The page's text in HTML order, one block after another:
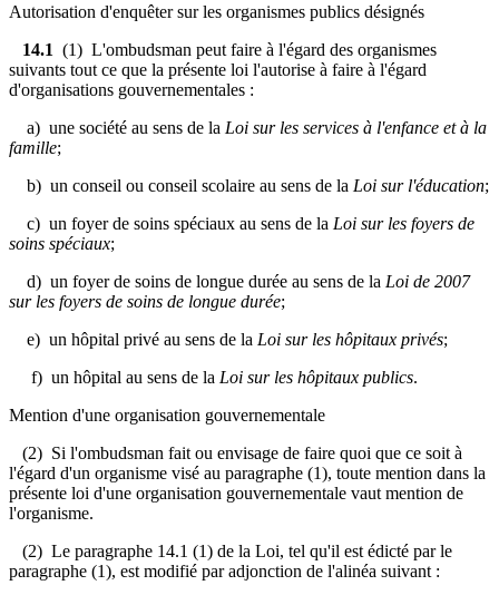
Autorisation d'enquêter sur les organismes publics désignés
14.1 (1) L'ombudsman peut faire à l'égard des organismes
suivants tout ce que la présente loi l'autorise à faire à l'égard
d'organisations gouvernementales :
a) une société au sens de la Loi sur les services à l'enfance et à la
famille;
b) un conseil ou conseil scolaire au sens de la Loi sur l'éducation;
c) un foyer de soins spéciaux au sens de la Loi sur les foyers de
soins spéciaux;
d) un foyer de soins de longue durée au sens de la Loi de 2007
sur les foyers de soins de longue durée;
e) un hôpital privé au sens de la Loi sur les hôpitaux privés;
f) un hôpital au sens de la Loi sur les hôpitaux publics.
Mention d'une organisation gouvernementale
(2) Si l'ombudsman fait ou envisage de faire quoi que ce soit à
l'égard d'un organisme visé au paragraphe (1), toute mention dans la
présente loi d'une organisation gouvernementale vaut mention de
l'organisme.
(2) Le paragraphe 14.1 (1) de la Loi, tel qu'il est édicté par le
paragraphe (1), est modifié par adjonction de l'alinéa suivant :